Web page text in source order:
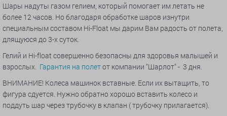
Шары надуты газом гелием, который помогает им летать не
более 12 часов. Но благодаря обработке шаров изнутри
специальным составом Hi-Float мы дарим Вам радость от полета,
длящуюся до 3-х суток.
Гелий и Hi-float совершенно безопасны для здоровья малышей и
взрослых. Гарантия на полетот компании "Шарлот" - 3 дня.
ВНИМАНИЕ! Колеса машинок вставные. Если их вытащить, то
фигура сдуется. Нужно обратно хорошо вставить колесо и
поддуть шар через трубочку в клапан ( трубочку прилагается).